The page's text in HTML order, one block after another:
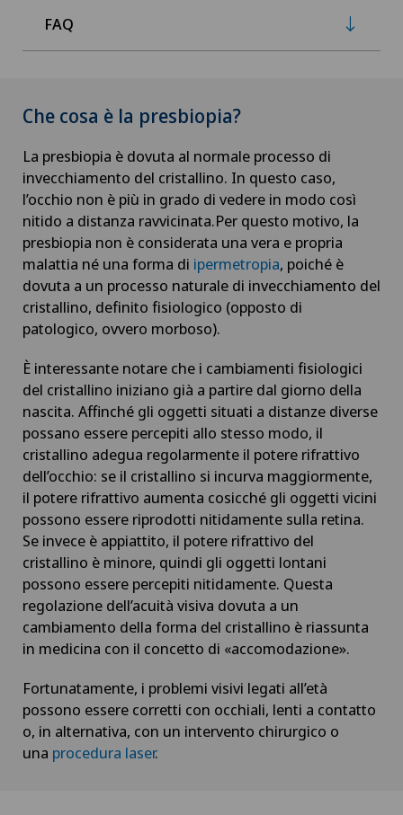
FAQ
Che cosa è la presbiopia?
La presbiopia è dovuta al normale processo di
invecchiamento del cristallino. In questo caso,
l’occhio non è più in grado di vedere in modo così
nitido a distanza ravvicinata.Per questo motivo, la
presbiopia non è considerata una vera e propria
malattia né una forma di ipermetropia, poiché è
dovuta a un processo naturale di invecchiamento del
cristallino, definito fisiologico (opposto di
patologico, ovvero morboso).
È interessante notare che i cambiamenti fisiologici
del cristallino iniziano già a partire dal giorno della
nascita. Affinché gli oggetti situati a distanze diverse
possano essere percepiti allo stesso modo, il
cristallino adegua regolarmente il potere rifrattivo
dell’occhio: se il cristallino si incurva maggiormente,
il potere rifrattivo aumenta cosicché gli oggetti vicini
possono essere riprodotti nitidamente sulla retina.
Se invece è appiattito, il potere rifrattivo del
cristallino è minore, quindi gli oggetti lontani
possono essere percepiti nitidamente. Questa
regolazione dell’acuità visiva dovuta a un
cambiamento della forma del cristallino è riassunta
in medicina con il concetto di «accomodazione».
Fortunatamente, i problemi visivi legati all’età
possono essere corretti con occhiali, lenti a contatto
o, in alternativa, con un intervento chirurgico o
una procedura laser.